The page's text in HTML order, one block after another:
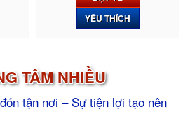
YÊU THÍCH
TÂM NHIỀU
tận nơi – Sự tiện lợi tạo nên